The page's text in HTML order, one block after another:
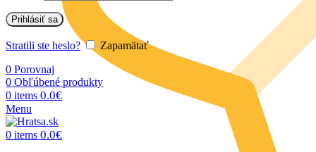
Prihlásiť sa
Stratili ste heslo?
Zapamätať
0 Porovnaj
0 Obľúbené produkty
0 items 0.0€
Menu
0 items 0.0€